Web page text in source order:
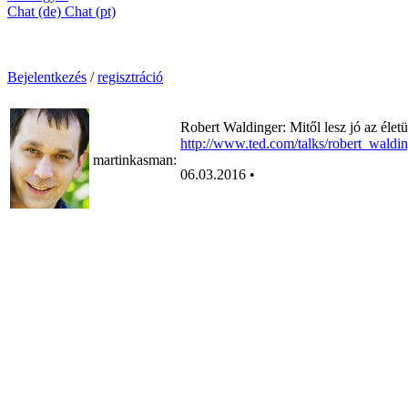
Chat (de) Chat (pt)
Bejelentkezés /regisztráció
martinkasman:
Robert Waldinger: Mitől lesz jó az
http://www.ted.com/talks/
06.03.2016 •